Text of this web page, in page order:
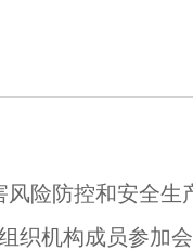
险防控和安全生
织机构成员参加